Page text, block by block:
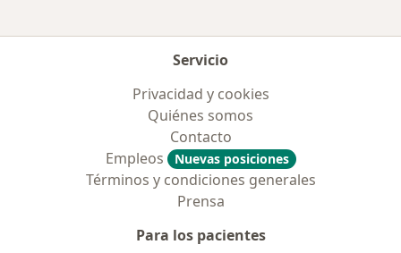
Servicio
Privacidad y cookies
Quiénes somos
Contacto
Empleos
Nuevas posiciones
Términos y condiciones generales
Prensa
Para los pacientes